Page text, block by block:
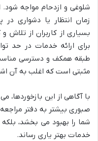
شلوغی و ازدحام مواجه
زمان انتظار یا دشواری
بسیاری از کاربران از
برای ارائه خدمات در حد
طبقه همکف و دسترسی مناسب
مثبتی است که اغلب به آن
با آگاهی از این بازخوردها،
صبوری بیشتر به دفتر
شما را بهبود می بخشد، بلکه
خدمات بهتر یاری رساند.